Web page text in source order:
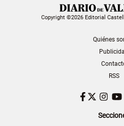
Copyright ©2026 Editorial
Quiénes
RSS
Facebook
Twitter